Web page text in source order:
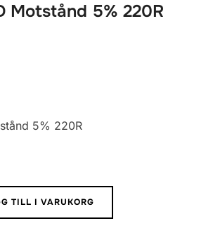
Motstånd 5% 220R
5% 220R
TILL I VARUKORG